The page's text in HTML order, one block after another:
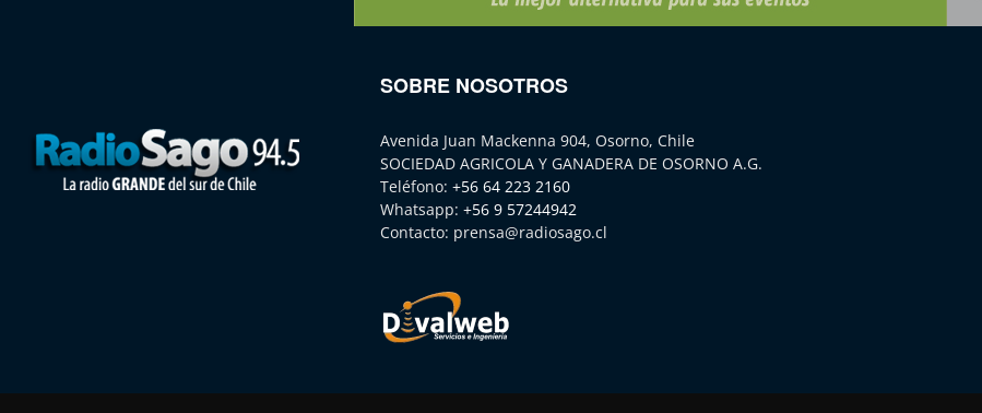
SOBRE NOSOTROS
Avenida Juan Mackenna 904, Osorno, Chile
SOCIEDAD AGRICOLA Y GANADERA DE OSORNO A.G.
Teléfono: +56 64 223 2160
Whatsapp: +56 9 57244942
Contacto: prensa@radiosago.cl